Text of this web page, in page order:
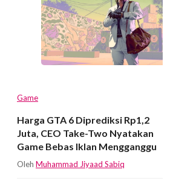
Game
Harga GTA 6 Diprediksi Rp1,2
Juta, CEO Take-Two Nyatakan
Game Bebas Iklan Mengganggu
Oleh Muhammad Jiyaad Sabiq